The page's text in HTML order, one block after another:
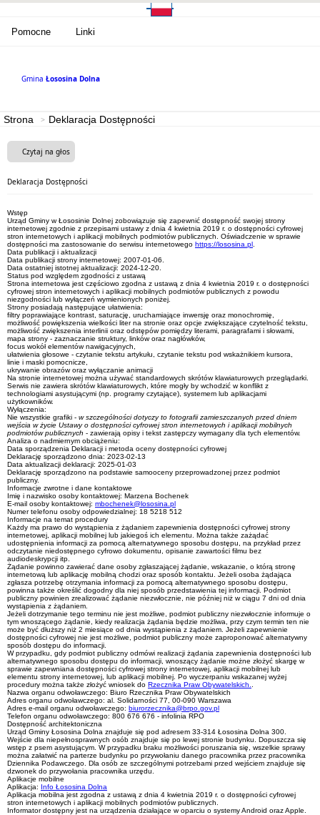
Pomocne Linki
Gmina Łososina Dolna
Strona Deklaracja Dostępności
Czytaj na głos
Deklaracja Dostępności
Wstęp
Urząd Gminy w Łososinie Dolnej zobowiązuje się zapewnić dostępność swojej strony
internetowej zgodnie z przepisami ustawy z dnia 4 kwietnia 2019 r. o dostępności cyfrowej
stron internetowych i aplikacji mobilnych podmiotów publicznych. Oświadczenie w sprawie
dostępności ma zastosowanie do serwisu internetowego https://lososina.pl
Data publikacji i aktualizacji
Data publikacji strony internetowej: 2007-01-06
Data ostatniej istotnej aktualizacji: 2024-12-20
Status pod względem zgodności z ustawą
Strona internetowa jest częściowo zgodna z ustawą z dnia 4 kwietnia 2019 r. o dostępności
cyfrowej stron internetowych i aplikacji mobilnych podmiotów publicznych z powodu
niezgodności lub wyłączeń wymienionych poniżej.
Strony posiadają następujące ułatwienia:
filtry poprawiające kontrast, saturację, uruchamiające inwersję oraz monochromię,
możliwość powiększenia wielkości liter na stronie oraz opcje zwiększające czytelność tekstu,
możliwość zwiększenia interlinii oraz odstępów pomiędzy literami, paragrafami i słowami,
mapa strony - zaznaczanie struktury, linków oraz nagłówków,
focus wokół elementów nawigacyjnych,
ułatwienia głosowe - czytanie tekstu artykułu, czytanie tekstu pod wskażnikiem kursora,
linie i maski pomocnicze,
ukrywanie obrazów oraz wyłączanie animacji
Na stronie internetowej można używać standardowych skrótów klawiaturowych przeglądarki.
Serwis nie zawiera skrótów klawiaturowych, które mogły by wchodzić w konflikt z
technologiami asystującymi (np. programy czytające), systemem lub aplikacjami
użytkowników.
Wyłączenia:
Nie wszystkie grafiki - w szczególności dotyczy to fotografii zamieszczanych przed dniem
wejścia w życie Ustawy o dostępności cyfrowej stron internetowych i aplikacji mobilnych
podmiotów publicznych - zawierają opisy i tekst zastępczy wymagany dla tych elementów.
Analiza o nadmiernym obciążeniu:
Data sporządzenia Deklaracji i metoda oceny dostępności cyfrowej
Deklarację sporządzono dnia: 2023-02-13
Data aktualizacji deklaracji: 2025-01-03
Deklarację sporządzono na podstawie samooceny przeprowadzonej przez podmiot
publiczny.
Informacje zwrotne i dane kontaktowe
Imię i nazwisko osoby kontaktowej: Marzena Bochenek
E-mail osoby kontaktowej: mbochenek@lososina.pl
Numer telefonu osoby odpowiedzialnej: 18 5218 512
Informacje na temat procedury
Każdy ma prawo do wystąpienia z żądaniem zapewnienia dostępności cyfrowej strony
internetowej, aplikacji mobilnej lub jakiegoś ich elementu. Można także zażądać
udostępnienia informacji za pomocą alternatywnego sposobu dostępu, na przykład przez
odczytanie niedostępnego cyfrowo dokumentu, opisanie zawartości filmu bez
audiodeskrypcji itp.
Żądanie powinno zawierać dane osoby zgłaszającej żądanie, wskazanie, o którą stronę
internetową lub aplikację mobilną chodzi oraz sposób kontaktu. Jeżeli osoba żądająca
zgłasza potrzebę otrzymania informacji za pomocą alternatywnego sposobu dostępu,
powinna także określić dogodny dla niej sposób przedstawienia tej informacji. Podmiot
publiczny powinien zrealizować żądanie niezwłocznie, nie później niż w ciągu 7 dni od dnia
wystąpienia z żądaniem.
Jeżeli dotrzymanie tego terminu nie jest możliwe, podmiot publiczny niezwłocznie informuje o
tym wnoszącego żądanie, kiedy realizacja żądania będzie możliwa, przy czym termin ten nie
może być dłuższy niż 2 miesiące od dnia wystąpienia z żądaniem. Jeżeli zapewnienie
dostępności cyfrowej nie jest możliwe, podmiot publiczny może zaproponować alternatywny
sposób dostępu do informacji.
W przypadku, gdy podmiot publiczny odmówi realizacji żądania zapewnienia dostępności lub
alternatywnego sposobu dostępu do informacji, wnoszący żądanie możne złożyć skargę w
sprawie zapewniana dostępności cyfrowej strony internetowej, aplikacji mobilnej lub
elementu strony internetowej, lub aplikacji mobilnej. Po wyczerpaniu wskazanej wyżej
procedury można także złożyć wniosek do Rzecznika Praw Obywatelskich.
Nazwa organu odwoławczego: Biuro Rzecznika Praw Obywatelskich
Adres organu odwoławczego: al. Solidarności 77, 00-090 Warszawa
Adres e-mail organu odwoławczego: biurorzecznika@brpo.gov.pl
Telefon organu odwoławczego: 800 676 676 - infolinia RPO
Dostępność architektoniczna
Urząd Gminy Łososina Dolna znajduje się pod adresem 33-314 Łososina Dolna 300.
Wejście dla niepełnosprawnych osób znajduje się po lewej stronie budynku. Dopuszcza się
wstęp z psem asystującym. W przypadku braku możliwości poruszania się, wszelkie sprawy
można załatwić na parterze budynku po przywołaniu danego pracownika przez pracownika
Dziennika Podawczego. Dla osób ze szczególnymi potrzebami przed wejściem znajduje się
dzwonek do przywołania pracownika urzędu.
Aplikacje mobilne
Aplikacja: Info Łososina Dolna
Aplikacja mobilna jest zgodna z ustawą z dnia 4 kwietnia 2019 r. o dostępności cyfrowej
stron internetowych i aplikacji mobilnych podmiotów publicznych.
Informator dostępny jest na urządzenia działające w oparciu o systemy Android oraz Apple.